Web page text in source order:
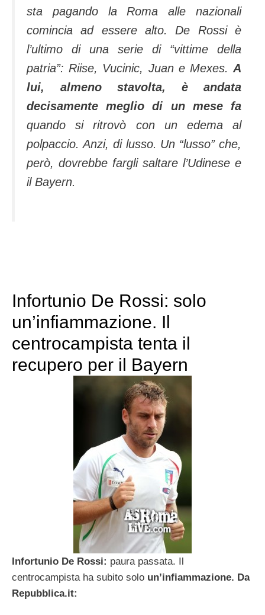
sta pagando la Roma alle nazionali
comincia ad essere alto. De Rossi è
l’ultimo di una serie di “vittime della
patria”: Riise, Vucinic, Juan e Mexes. A
lui, almeno stavolta, è andata
decisamente meglio di un mese fa
quando si ritrovò con un edema al
polpaccio. Anzi, di lusso. Un “lusso” che,
però, dovrebbe fargli saltare l’Udinese e
il Bayern.
Infortunio De Rossi: solo
un’infiammazione. Il
centrocampista tenta il
recupero per il Bayern
Infortunio De Rossi: paura passata. Il
centrocampista ha subito solo un’infiammazione. Da
Repubblica.it: